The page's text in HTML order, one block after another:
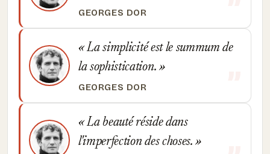
GEORGES DOR
La simplicité est le summum de
la sophistication.
GEORGES DOR
La beauté réside dans
l'imperfection des choses.